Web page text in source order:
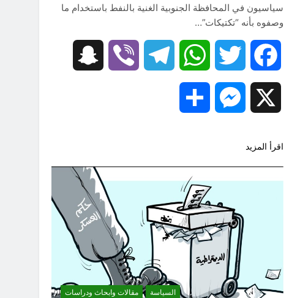
سياسيون في المحافظة الجنوبية الغنية بالنفط باستخدام ما
وصفوه بأنه “تكتيكات”…
Facebook
Twitter
WhatsApp
Telegram
Viber
Messenger
اقرأ المزيد
السياسة مقالات وابحاث ودراسات